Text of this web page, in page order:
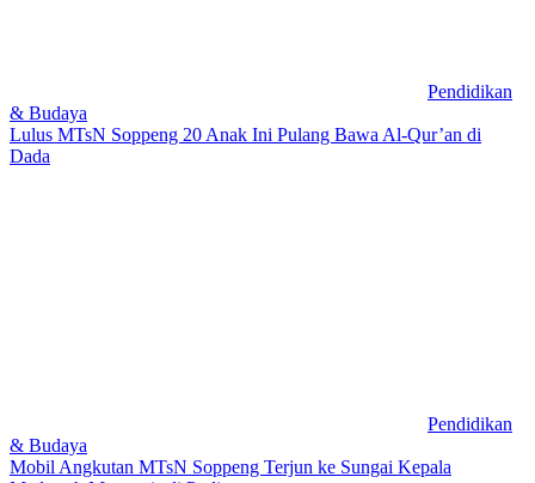
Pendidikan
& Budaya
Lulus MTsN Soppeng 20 Anak Ini Pulang Bawa Al-Qur’an di
Dada
Pendidikan
& Budaya
Mobil Angkutan MTsN Soppeng Terjun ke Sungai Kepala